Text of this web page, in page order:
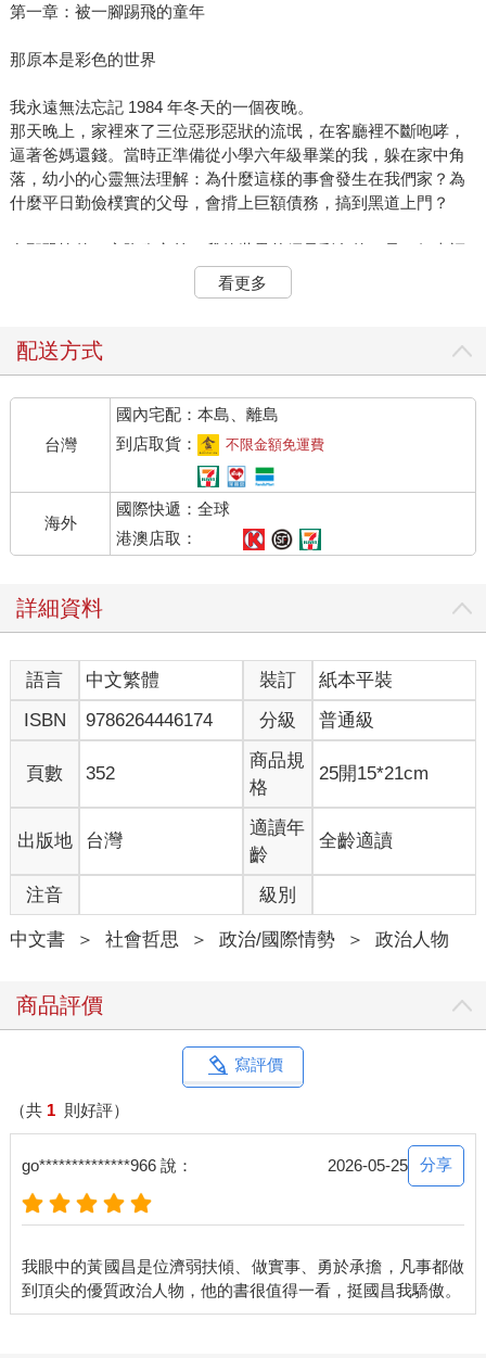
第一章：被一腳踢飛的童年
那原本是彩色的世界
我永遠無法忘記 1984 年冬天的一個夜晚。
那天晚上，家裡來了三位惡形惡狀的流氓，在客廳裡不斷咆哮，
逼著爸媽還錢。當時正準備從小學六年級畢業的我，躲在家中角
落，幼小的心靈無法理解：為什麼這樣的事會發生在我們家？為
什麼平日勤儉樸實的父母，會揹上巨額債務，搞到黑道上門？
在那恐怖的一夜降臨之前，我的世界曾經是彩色的，是一個幸福
位備受敬重的「漢文」老師，在地方上頗有聲望，也積累了一些
農地。但命運弄人，從曾祖父、祖父到我父親，都不愛讀書，家
族也從文人轉為務農，日子過得相當清苦。為了養家，父親退伍
後甚至去當過採礦工人，每天陷在暗無天日的礦坑中，用生命換
取微薄的薪水。
1973 年，也就是我出生的那一年，為了讓三個小孩過上更好的日
子，父母做了一個重大的決定--舉家搬往新店。
那正是台灣經濟起飛的年代，台灣製造的帳蓬在海外炙手可熱。
父親在新店的一間工廠學習染布技術，隨著老闆賺錢擴廠、搬遷
到三芝，父親也憑著苦幹實幹，從學徒一路爬升到染布部主任。
從我有記憶以來，只有小學畢業的父親，總是清晨六點就起床，
吃完母親準備的早餐後，便出門前往遠在三芝的工廠。他用自己
的勞力，還有原本健康的肺，在充滿有機溶劑的環境中吸著毒
氣、從事染布工作。而國中沒畢業的母親則專心操持家務。他們
牆的那一邊是學校，這一邊是樂園
那時候，父親的薪水足以支撐全家，我們在新店買了一棟有後
院、可以種樹的大房子。
的距離。那是我童年最得意的捷徑--上課時爬牆過去，放學再爬牆
回來，方便至極。
小學時期的我，過得超級快樂。習慣早起的我，總是陪爸爸吃完
早餐，六點多就翻牆到了學校。絕大多數的時間，我都在玩。從
彈珠、尪仔標（紅仔標）、烤地瓜、看漫畫、抓青蛙，一路玩到
游泳、躲避球、籃球、棒球。對那時的我來說，功課是在學校就
能順手解決的小事，考試則是月考前兩天才需要面對的問題。
家裡永遠有媽媽煮好熱騰騰的飯菜，那是身為家庭主婦的她，給
予我們最安穩的守護。她在閒暇時還去學裁縫、學插花，把家裡
都有爸媽頂著。
看更多
配送方式
台灣
國內宅配：本島、離島
到店取貨：
不限金額免運費
海外
國際快遞：全球
港澳店取：
詳細資料
語言 中文繁體 裝訂
紙本平裝
ISBN
9786264446174 分級 普通級
頁數 352
商品規
格
25開15*21cm
出版地 台灣
適讀年
齡
全齡適讀
注音 級別
中文書 ＞ 社會哲思 ＞ 政治/國際情勢 ＞ 政治人物
商品評價
寫評價
（共 1 則好評）
go**************966 說： 2026-05-25 分享
我眼中的黃國昌是位濟弱扶傾、做實事、勇於承擔，凡事都做